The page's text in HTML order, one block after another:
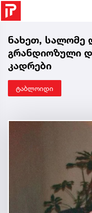
ნახეთ, სალომე
გრანდიოზული
კადრები
ტაბლოიდი